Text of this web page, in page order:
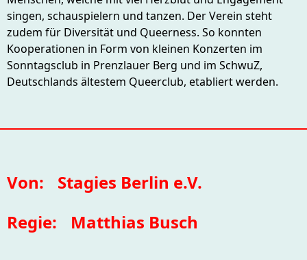
singen, schauspielern und tanzen. Der Verein steht
zudem für Diversität und Queerness. So konnten
Kooperationen in Form von kleinen Konzerten im
Sonntagsclub in Prenzlauer Berg und im SchwuZ,
Deutschlands ältestem Queerclub, etabliert werden.
Von:
Stagies Berlin e.V.
Regie:
Matthias Busch